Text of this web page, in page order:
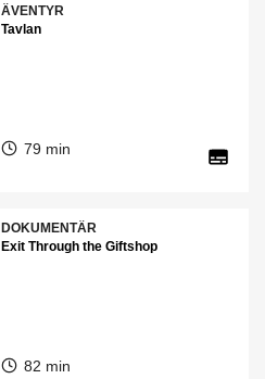
ÄVENTYR
Tavlan
79 min
DOKUMENTÄR
Exit Through the Giftshop
82 min